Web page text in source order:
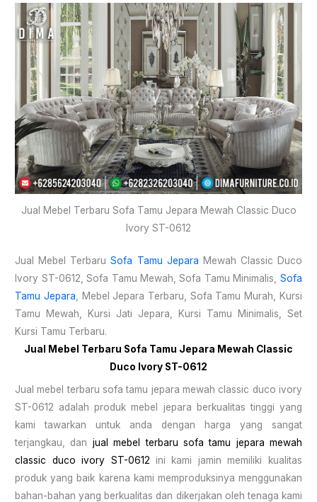
Jual Mebel Terbaru Sofa Tamu Jepara Mewah Classic Duco
Ivory ST-0612
Jual Mebel TerbaruSofa Tamu Jepara Mewah Classic Duco
Ivory ST-0612, Sofa Tamu Mewah, Sofa Tamu Minimalis, Sofa
Tamu Jepara , Mebel Jepara Terbaru, Sofa Tamu Murah, Kursi
Tamu Mewah, Kursi Jati Jepara, Kursi Tamu Minimalis, Set
Kursi Tamu Terbaru.
Jual Mebel Terbaru Sofa Tamu Jepara Mewah Classic
Duco Ivory ST-0612
Jual mebel terbaru sofa tamu jepara mewah classic duco ivory
ST-0612 adalah produk mebel jepara berkualitas tinggi yang
kami tawarkan untuk anda dengan harga yang sangat
terjangkau, dan jual mebel terbaru sofa tamu jepara mewah
classic duco ivory ST-0612 ini kami jamin memiliki kualitas
produk yang baik karena kami memproduksinya menggunakan
bahan-bahan yang berkualitas dan dikerjakan oleh tenaga kami